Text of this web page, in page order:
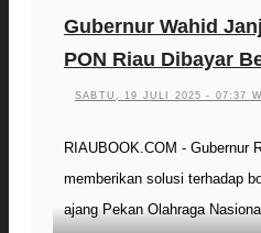
Gubernur Wahid
PON Riau Dibayar
SABTU, 19 JULI 2025 - 07:37
RIAUBOOK.COM - Gubernur
memberikan solusi terhadap
ajang Pekan Olahraga